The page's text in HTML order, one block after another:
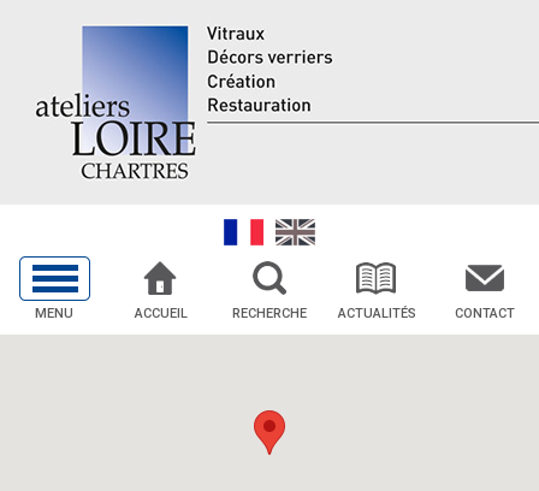
MENU ACCUEIL RECHERCHE ACTUALITÉS CONTACT